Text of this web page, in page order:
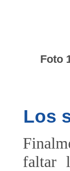
Foto
Los
faltar